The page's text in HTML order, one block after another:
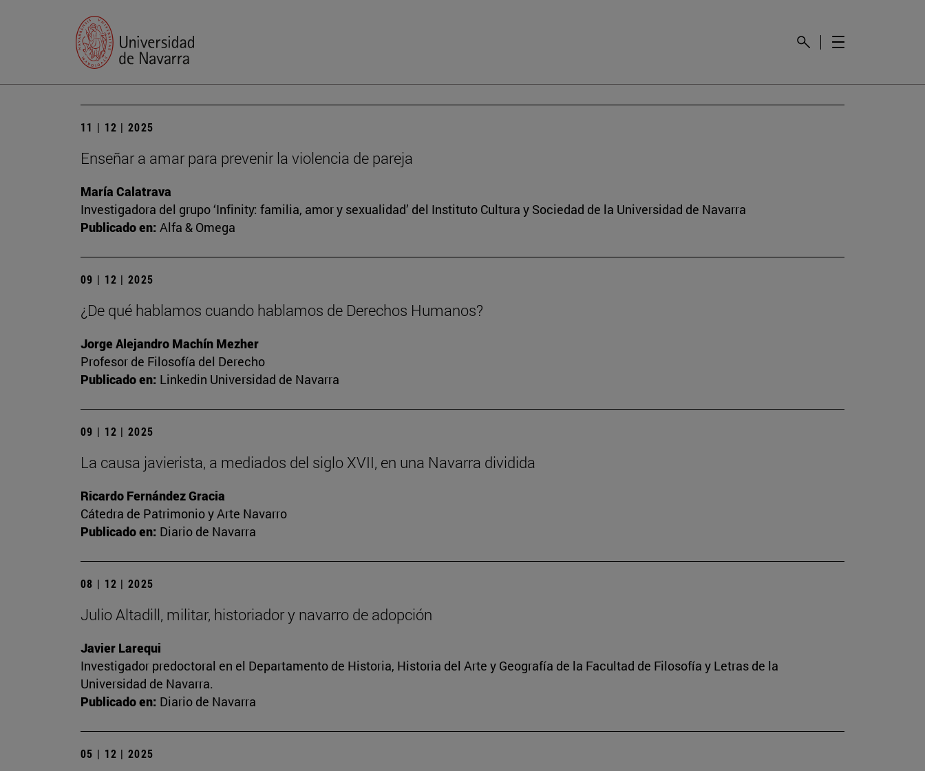
11 | 12 | 2025
Enseñar a amar para prevenir la violencia de pareja
María Calatrava
Investigadora del grupo ‘Infinity: familia, amor y sexualidad’ del Instituto Cultura y Sociedad de la Universidad de Navarra
Publicado en: Alfa & Omega
09 | 12 | 2025
¿De qué hablamos cuando hablamos de Derechos Humanos?
Jorge Alejandro Machín Mezher
Profesor de Filosofía del Derecho
Publicado en: Linkedin Universidad de Navarra
09 | 12 | 2025
La causa javierista, a mediados del siglo XVII, en una Navarra dividida
Ricardo Fernández Gracia
Cátedra de Patrimonio y Arte Navarro
Publicado en: Diario de Navarra
08 | 12 | 2025
Julio Altadill, militar, historiador y navarro de adopción
Javier Larequi
Investigador predoctoral en el Departamento de Historia, Historia del Arte y Geografía de la Facultad de Filosofía y Letras de la
Universidad de Navarra.
Publicado en: Diario de Navarra
05 | 12 | 2025